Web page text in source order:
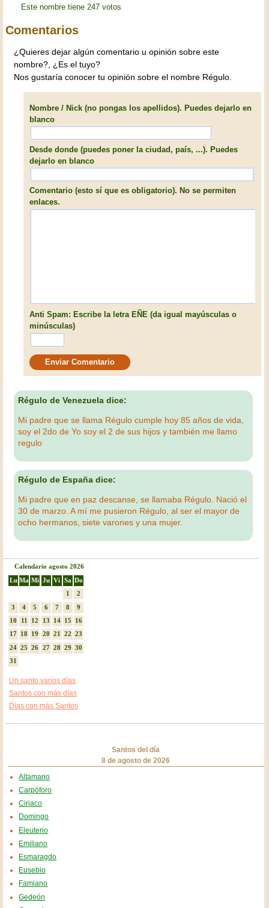
Este nombre tiene 247 votos
Comentarios
¿Quieres dejar algún comentario u opinión sobre este
nombre?, ¿Es el tuyo?
Nos gustaría conocer tu opinión sobre el nombre Régulo.
Nombre / Nick (no pongas los apellidos). Puedes dejarlo en
blanco
Desde donde (puedes poner la ciudad, país, ...). Puedes
dejarlo en blanco
Comentario (esto sí que es obligatorio). No se permiten
enlaces.
Anti Spam: Escribe la letra EÑE (da igual mayúsculas o
minúsculas)
Régulo de Venezuela dice:
Mi padre que se llama Régulo cumple hoy 85 años de vida,
soy el 2do de Yo soy el 2 de sus hijos y también me llamo
regulo
Régulo de España dice:
Mi padre que en paz descanse, se llamaba Régulo. Nació el
30 de marzo. A mí me pusieron Régulo, al ser el mayor de
ocho hermanos, siete varones y una mujer.
Calendario agosto 2026
Lu Ma Mi Ju Vi Sa Do
1
2
3
4 5 6 7 8
9
10
11 12 13 14 15
16
17 18 19 20 21 22
23
24 25 26 27 28 29
30
31
Un santo varios días
Santos con más días
Días con más Santos
Santos del día
8 de agosto de 2026
Altamano
Carpóforo
Ciriaco
Domingo
Eleuterio
Emiliano
Esmaragdo
Eusebio
Famiano
Gedeón